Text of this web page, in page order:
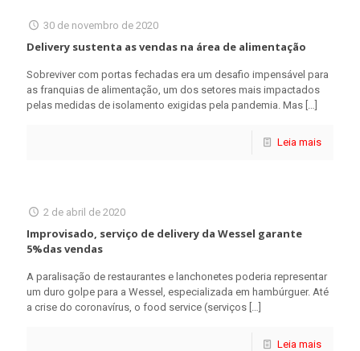
30 de novembro de 2020
Delivery sustenta as vendas na área de alimentação
Sobreviver com portas fechadas era um desafio impensável para
as franquias de alimentação, um dos setores mais impactados
pelas medidas de isolamento exigidas pela pandemia. Mas […]
Leia mais
2 de abril de 2020
Improvisado, serviço de delivery da Wessel garante
5%das vendas
A paralisação de restaurantes e lanchonetes poderia representar
um duro golpe para a Wessel, especializada em hambúrguer. Até
a crise do coronavírus, o food service (serviços […]
Leia mais